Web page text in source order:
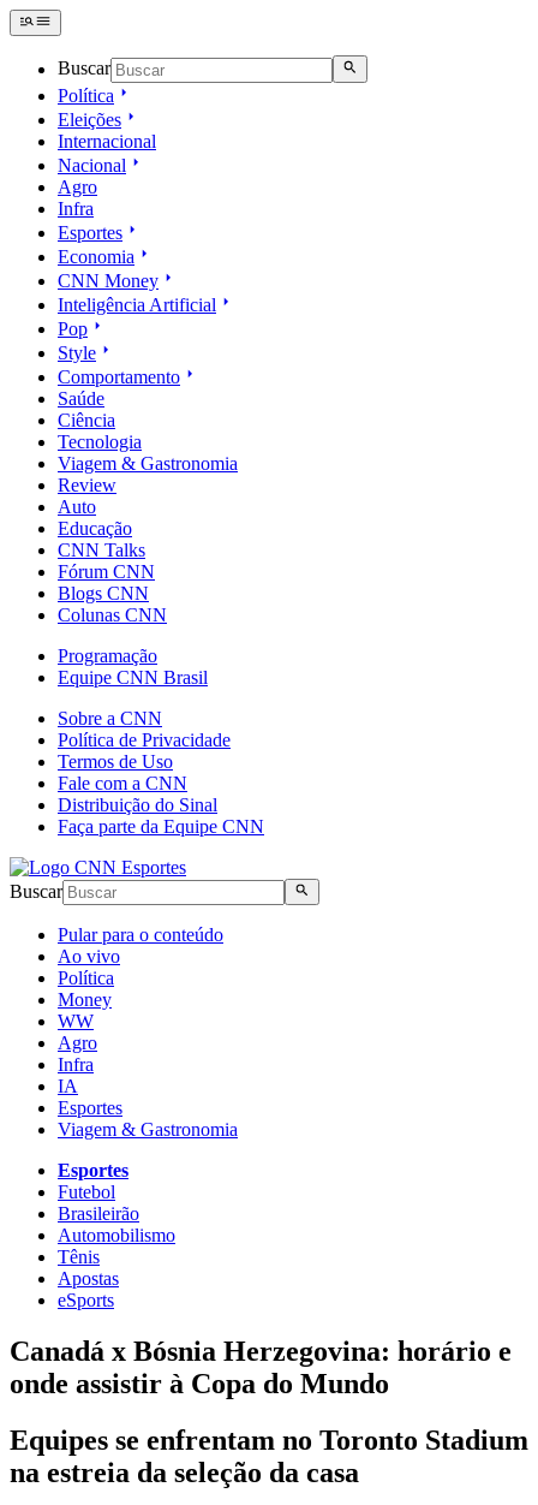
Buscar
Política
Eleições
Internacional
Nacional
Agro
Infra
Esportes
Economia
CNN Money
Inteligência Artificial
Pop
Style
Comportamento
Saúde
Ciência
Tecnologia
Viagem & Gastronomia
Review
Auto
Educação
CNN Talks
Fórum CNN
Blogs CNN
Colunas CNN
Programação
Equipe CNN Brasil
Sobre a CNN
Política de Privacidade
Termos de Uso
Fale com a CNN
Distribuição do Sinal
Faça parte da Equipe CNN
Buscar
Pular para o conteúdo
Ao vivo
Política
Money
WW
Agro
Infra
IA
Esportes
Viagem & Gastronomia
Esportes
Futebol
Brasileirão
Automobilismo
Tênis
Apostas
eSports
Canadá x Bósnia Herzegovina: horário e
onde assistir à Copa do Mundo
Equipes se enfrentam no Toronto Stadium
na estreia da seleção da casa